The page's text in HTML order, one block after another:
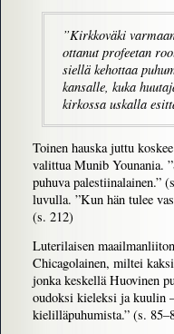
”Kirkkoväki
ottanut profeetan
siellä kehottaa
kansalle, kuka
kirkossa uskalla
Toinen hauska juttu
valittua Munib Younania.
puhuva palestiinalainen.”
luvulla. ”Kun hän tulee
(s. 212)
Luterilaisen
Chicagolainen, miltei
jonka keskellä Huovinen
oudoksi kieleksi ja kuulin
kielilläpuhumista.” (s.